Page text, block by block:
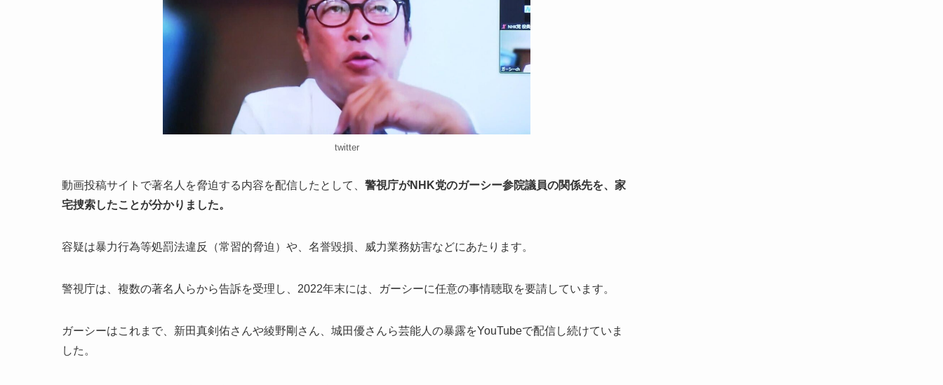
twitter
動画投稿サイトで著名人を脅迫する内容を配信したとして、 警視庁がNHK党のガーシー参院議員の関係先を、家
宅捜索したことが分かりました。
容疑は暴力行為等処罰法違反（常習的脅迫）や、名誉毀損、威力業務妨害などにあたります。
警視庁は、複数の著名人らから告訴を受理し、2022年末には、ガーシーに任意の事情聴取を要請しています。
ガーシーはこれまで、新田真剣佑さんや綾野剛さん、城田優さんら芸能人の暴露をYouTubeで配信し続けていま
した。